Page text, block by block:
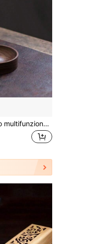
Bruciatore di incenso multifunzionale (diversi lotti di prodotti possono avere lievi differenze di colore, ma la qualità rimane la stessa)